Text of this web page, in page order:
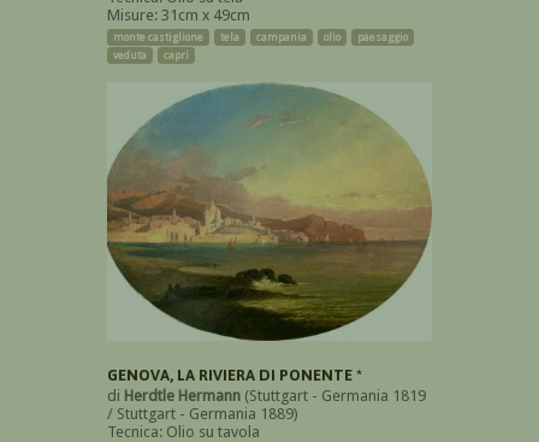
Misure: 31cm x 49cm
monte castiglione tela campania olio
paesaggio
veduta
capri
GENOVA, LA RIVIERA DI PONENTE *
di Herdtle Hermann (Stuttgart - Germania 1819
/ Stuttgart - Germania 1889)
Tecnica: Olio su tavola